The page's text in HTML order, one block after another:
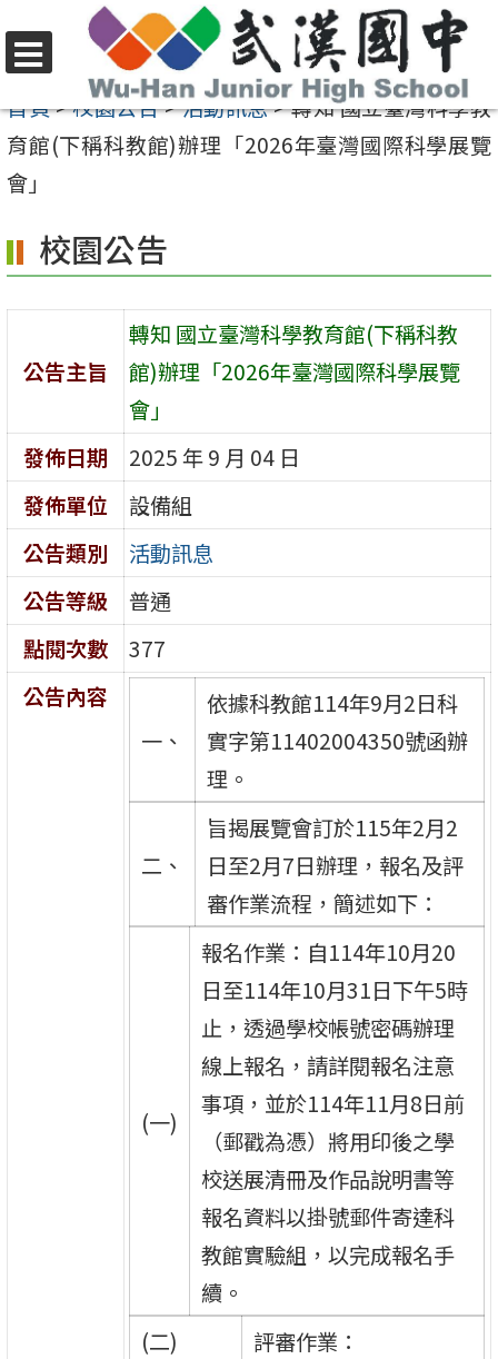
至
要
內
區
選
單
首頁>校園公告>活動訊息>轉知 國立臺灣科學教
育館(下稱科教館)辦理「2026年臺灣國際科學展覽
會」
校園公告
公告主旨
轉知 國立臺灣科學教育館(下稱科教
館)辦理「2026年臺灣國際科學展覽
會」
發佈日期
2025 年 9 月 04 日
發佈單位
設備組
公告類別
活動訊息
公告等級
普通
點閱次數
377
公告內容
一、
依據科教館114年9月2日科
實字第11402004350號函辦
理。
二、
旨揭展覽會訂於115年2月2
日至2月7日辦理，報名及評
審作業流程，簡述如下：
(一)
報名作業：自114年10月20
日至114年10月31日下午5時
止，透過學校帳號密碼辦理
線上報名，請詳閱報名注意
事項，並於114年11月8日前
（郵戳為憑）將用印後之學
校送展清冊及作品說明書等
報名資料以掛號郵件寄達科
教館實驗組，以完成報名手
續。
(二)
評審作業：